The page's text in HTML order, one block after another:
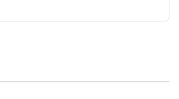
la capitale de l'île, avec son port
et ses tavernes traditionnelles.